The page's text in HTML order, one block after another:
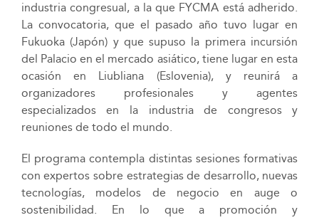
industria congresual, a la que FYCMA está adherido.
La convocatoria, que el pasado año tuvo lugar en
Fukuoka (Japón) y que supuso la primera incursión
del Palacio en el mercado asiático, tiene lugar en esta
ocasión en Liubliana (Eslovenia), y reunirá a
organizadores profesionales y agentes
especializados en la industria de congresos y
reuniones de todo el mundo.
El programa contempla distintas sesiones formativas
con expertos sobre estrategias de desarrollo, nuevas
tecnologías, modelos de negocio en auge o
sostenibilidad. En lo que a promoción y